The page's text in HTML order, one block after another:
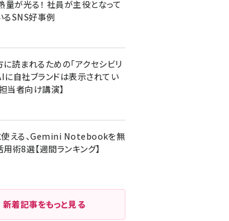
量が光る！ 社員が主役となって
るSNS好事例
読まれるための「アクセシビリ
に自社ブランドは表示されてい
当者向け講演】
使える、Gemini Notebookを無
術8選【週間ランキング】
新着記事をもっと見る